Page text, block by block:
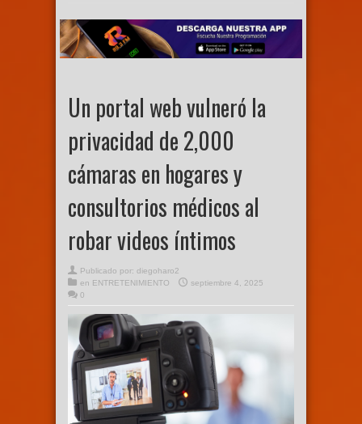
Un portal web vulneró la
privacidad de 2,000
cámaras en hogares y
consultorios médicos al
robar videos íntimos
Publicado por: diegoharo2
en ENTRETENIMIENTO
septiembre 4, 2025
0